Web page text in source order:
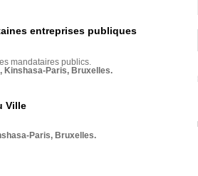
entreprises publiques
mandataires publics.
Kinshasa-Paris, Bruxelles.
Ville
Paris, Bruxelles.